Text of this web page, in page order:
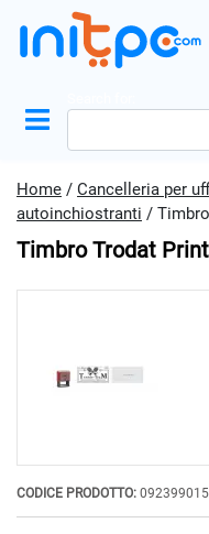
Home / Cancelleria per
autoinchiostranti /
Timbro Trodat
CODICE PRODOTTO: